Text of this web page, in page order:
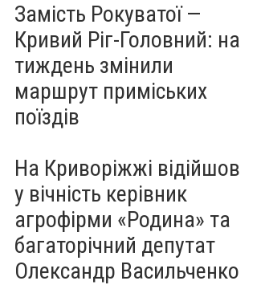
Замість Рокуватої —
Кривий Ріг-Головний: на
тиждень змінили
маршрут приміських
поїздів
На Криворіжжі відійшов
у вічність керівник
агрофірми «Родина» та
багаторічний депутат
Олександр Васильченко